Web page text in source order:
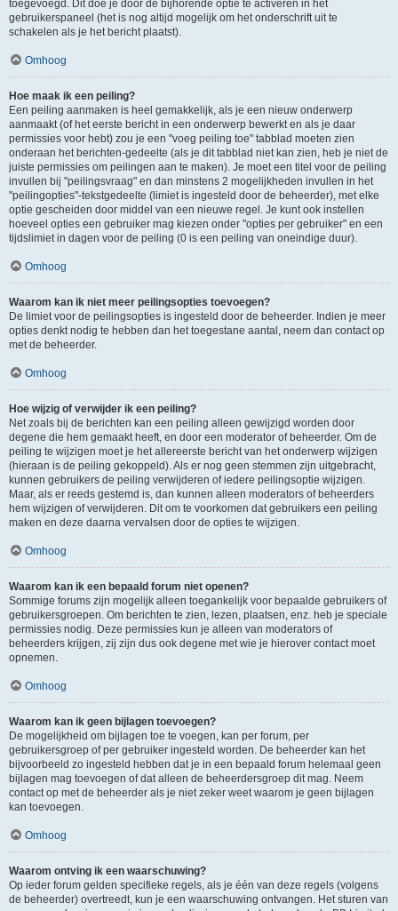
toegevoegd. Dit doe je door de bijhorende optie te activeren in het
gebruikerspaneel (het is nog altijd mogelijk om het onderschrift uit te
schakelen als je het bericht plaatst).
Omhoog
Hoe maak ik een peiling?
Een peiling aanmaken is heel gemakkelijk, als je een nieuw onderwerp
aanmaakt (of het eerste bericht in een onderwerp bewerkt en als je daar
permissies voor hebt) zou je een "voeg peiling toe" tabblad moeten zien
onderaan het berichten-gedeelte (als je dit tabblad niet kan zien, heb je niet de
juiste permissies om peilingen aan te maken). Je moet een titel voor de peiling
invullen bij "peilingsvraag" en dan minstens 2 mogelijkheden invullen in het
"peilingopties"-tekstgedeelte (limiet is ingesteld door de beheerder), met elke
optie gescheiden door middel van een nieuwe regel. Je kunt ook instellen
hoeveel opties een gebruiker mag kiezen onder "opties per gebruiker" en een
tijdslimiet in dagen voor de peiling (0 is een peiling van oneindige duur).
Omhoog
Waarom kan ik niet meer peilingsopties toevoegen?
De limiet voor de peilingsopties is ingesteld door de beheerder. Indien je meer
opties denkt nodig te hebben dan het toegestane aantal, neem dan contact op
met de beheerder.
Omhoog
Hoe wijzig of verwijder ik een peiling?
Net zoals bij de berichten kan een peiling alleen gewijzigd worden door
degene die hem gemaakt heeft, en door een moderator of beheerder. Om de
peiling te wijzigen moet je het allereerste bericht van het onderwerp wijzigen
(hieraan is de peiling gekoppeld). Als er nog geen stemmen zijn uitgebracht,
kunnen gebruikers de peiling verwijderen of iedere peilingsoptie wijzigen.
Maar, als er reeds gestemd is, dan kunnen alleen moderators of beheerders
hem wijzigen of verwijderen. Dit om te voorkomen dat gebruikers een peiling
maken en deze daarna vervalsen door de opties te wijzigen.
Omhoog
Waarom kan ik een bepaald forum niet openen?
Sommige forums zijn mogelijk alleen toegankelijk voor bepaalde gebruikers of
gebruikersgroepen. Om berichten te zien, lezen, plaatsen, enz. heb je speciale
permissies nodig. Deze permissies kun je alleen van moderators of
beheerders krijgen, zij zijn dus ook degene met wie je hierover contact moet
opnemen.
Omhoog
Waarom kan ik geen bijlagen toevoegen?
De mogelijkheid om bijlagen toe te voegen, kan per forum, per
gebruikersgroep of per gebruiker ingesteld worden. De beheerder kan het
bijvoorbeeld zo ingesteld hebben dat je in een bepaald forum helemaal geen
bijlagen mag toevoegen of dat alleen de beheerdersgroep dit mag. Neem
contact op met de beheerder als je niet zeker weet waarom je geen bijlagen
kan toevoegen.
Omhoog
Waarom ontving ik een waarschuwing?
Op ieder forum gelden specifieke regels, als je één van deze regels (volgens
de beheerder) overtreedt, kun je een waarschuwing ontvangen. Het sturen van